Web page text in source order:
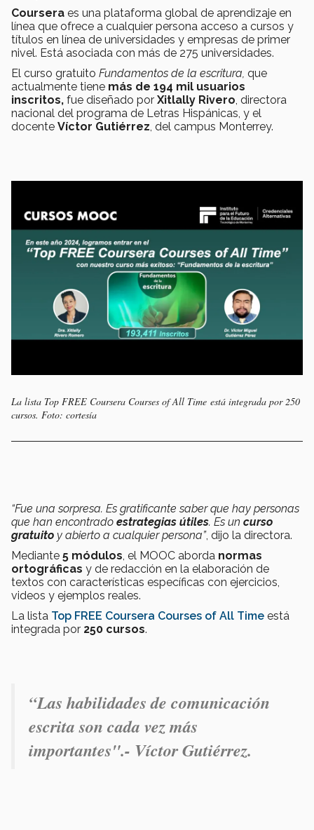
Coursera es una plataforma global de aprendizaje en
línea que ofrece a cualquier persona acceso a cursos y
títulos en línea de universidades y empresas de primer
nivel. Está asociada con más de 275 universidades.
El curso gratuito Fundamentos de la escritura, que
actualmente tiene más de 194 mil usuarios
inscritos, fue diseñado por Xitlally Rivero , directora
nacional del programa de Letras Hispánicas, y el
docente Víctor Gutiérrez , del campus Monterrey.
La lista Top FREE Coursera Courses of All Time está integrada por 250
cursos. Foto: cortesía
“Fue una sorpresa. Es gratificante saber que hay personas
que han encontrado estrategias útiles. Es un curso
gratuito y abierto a cualquier persona”, dijo la directora.
Mediante 5 módulos, el MOOC aborda normas
ortográficas y de redacción en la elaboración de
textos con características específicas con ejercicios,
videos y ejemplos reales.
La lista Top FREE Coursera Courses of All Time está
integrada por 250 cursos.
“Las habilidades de comunicación
escrita son cada vez más
importantes".- Víctor Gutiérrez.